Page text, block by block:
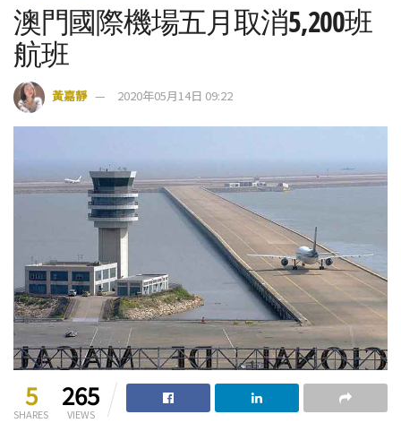
澳門國際機場五月取消5,200班
航班
黃嘉靜 2020年05月14日 09:22
5
SHARES
265
VIEWS